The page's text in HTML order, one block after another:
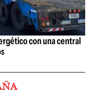
con una central